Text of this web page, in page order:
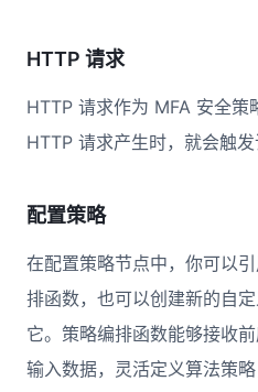
HTTP 请求
HTTP 请求作为 MFA 安全策
HTTP 请求产生时，就会触
配置策略
在配置策略节点中，你可以
排函数，也可以创建新的自
它。策略编排函数能够接收
输入数据，灵活定义算法策